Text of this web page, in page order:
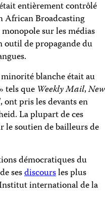
entièrement contrôlé
African Broadcasting
sur les médias
outil de propagande du
blanche était au
tels que Weekly Mail,New
, ont pris les devants en
La plupart de ces
le soutien de bailleurs de
démocratiques du
sesdiscoursles plus
international de la